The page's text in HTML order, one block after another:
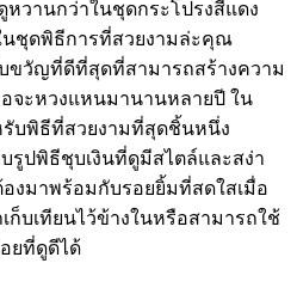
วานกว่าในชุดกระโปรงสีแดง
นชุดพิธีการที่สวยงามล่ะคุณ
ขวัญที่ดีที่สุดที่สามารถสร้างความ
จะหวงแหนมานานหลายปี ใน
รับพิธีที่สวยงามที่สุดชิ้นหนึ่ง
รูปพิธีชุบเงินที่ดูมีสไตล์และสง่า
งมาพร้อมกับรอยยิ้มที่สดใสเมื่อ
บเทียนไว้ข้างในหรือสามารถใช้
ยที่ดูดีได้